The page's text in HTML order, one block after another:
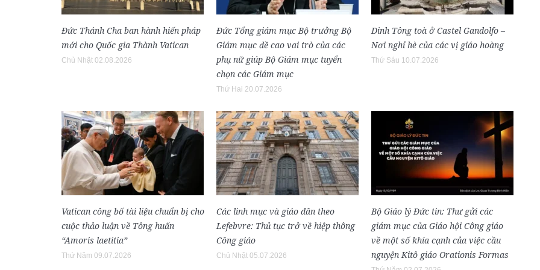
Đức Thánh Cha ban hành hiến pháp
mới cho Quốc gia Thành Vatican
Chủ Nhật 02.08.2026
Đức Tổng giám mục Bộ trưởng Bộ
Giám mục đề cao vai trò của các
phụ nữ giúp Bộ Giám mục tuyển
chọn các Giám mục
Thứ Hai 20.07.2026
Dinh Tông toà ở Castel Gandolfo –
Nơi nghỉ hè của các vị giáo hoàng
Thứ Sáu 10.07.2026
Vatican công bố tài liệu chuẩn bị cho
cuộc thảo luận về Tông huấn
“Amoris laetitia”
Thứ Năm 09.07.2026
Các linh mục và giáo dân theo
Lefebvre: Thủ tục trở về hiệp thông
Công giáo
Chủ Nhật 05.07.2026
Bộ Giáo lý Đức tin: Thư gửi các
giám mục của Giáo hội Công giáo
về một số khía cạnh của việc cầu
nguyện Kitô giáo Orationis Formas